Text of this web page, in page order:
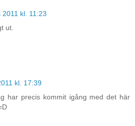
2011 kl. 11:23
ut.
kl. 17:39
har precis kommit igång med det här